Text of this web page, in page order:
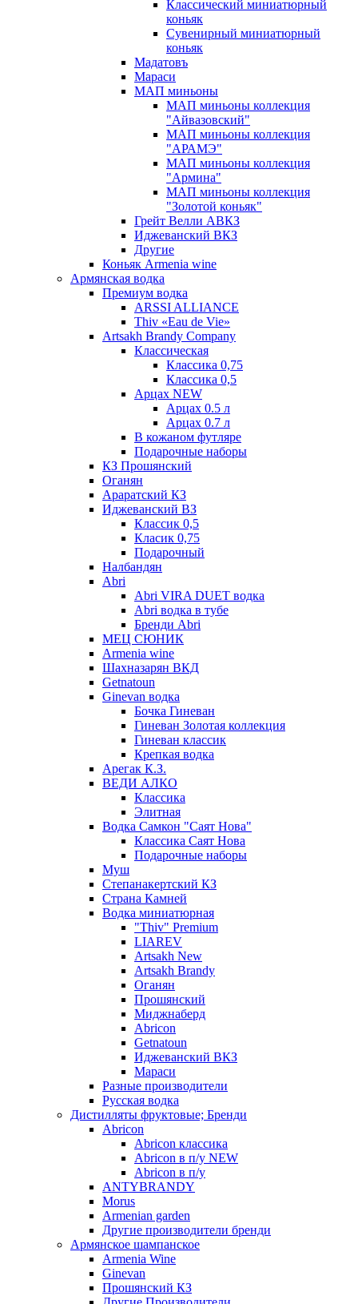
Классический миниатюрный
коньяк
Сувенирный миниатюрный
коньяк
Мадатовъ
Мараси
МАП миньоны
МАП миньоны коллекция
"Айвазовский"
МАП миньоны коллекция
"АРАМЭ"
МАП миньоны коллекция
"Армина"
МАП миньоны коллекция
"Золотой коньяк"
Грейт Велли АВКЗ
Иджеванский ВКЗ
Другие
Коньяк Armenia wine
Армянская водка
Премиум водка
ARSSI ALLIANCE
Thiv «Eau de Vie»
Artsakh Brandy Company
Классическая
Классика 0,75
Классика 0,5
Арцах NEW
Арцах 0.5 л
Арцах 0.7 л
В кожаном футляре
Подарочные наборы
КЗ Прошянский
Оганян
Араратский КЗ
Иджеванский ВЗ
Классик 0,5
Класик 0,75
Подарочный
Налбандян
Abri
Abri VIRA DUET водка
Abri водка в тубе
Бренди Abri
МЕЦ СЮНИК
Armenia wine
Шахназарян ВКД
Getnatoun
Ginevan водка
Бочка Гиневан
Гиневан Золотая коллекция
Гиневан классик
Крепкая водка
Арегак К.З.
ВЕДИ АЛКО
Классика
Элитная
Водка Самкон "Саят Нова"
Классика Саят Нова
Подарочные наборы
Муш
Степанакертский КЗ
Страна Камней
Водка миниатюрная
"Thiv" Premium
LIAREV
Artsakh New
Artsakh Brandy
Оганян
Прошянский
Миджнаберд
Abricon
Getnatoun
Иджеванский ВКЗ
Мараси
Разные производители
Русская водка
Дистилляты фруктовые; Бренди
Abricon
Abricon классика
Abricon в п/у NEW
Abricon в п/у
ANTYBRANDY
Morus
Armenian garden
Другие производители бренди
Армянское шампанское
Armenia Wine
Ginevan
Прошянский КЗ